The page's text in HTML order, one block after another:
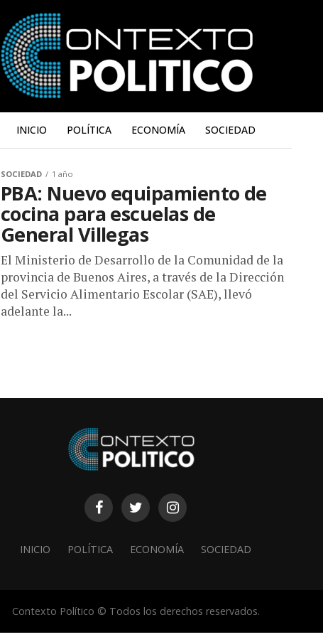
INICIO POLÍTICA ECONOMÍA SOCIEDAD
SOCIEDAD 1 año
PBA: Nuevo equipamiento de
cocina para escuelas de
General Villegas
El Ministerio de Desarrollo de la Comunidad de la
provincia de Buenos Aires, a través de la Dirección
del Servicio Alimentario Escolar (SAE), llevó
adelante la...
INICIO POLÍTICA ECONOMÍA SOCIEDAD
Contexto Político © Todos los derechos reservados.